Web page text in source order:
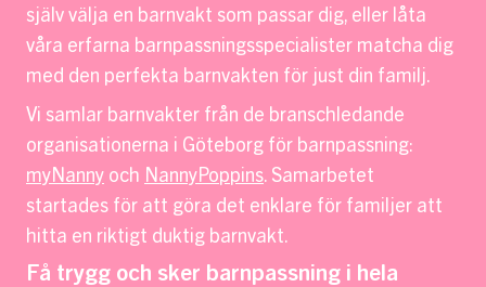
själv välja en barnvakt som passar dig, eller låta
våra erfarna barnpassningsspecialister matcha dig
med den perfekta barnvakten för just din familj.
Vi samlar barnvakter från de branschledande
organisationerna i Göteborg för barnpassning:
myNanny och NannyPoppins. Samarbetet
startades för att göra det enklare för familjer att
hitta en riktigt duktig barnvakt.
Få trygg och sker barnpassning i hela